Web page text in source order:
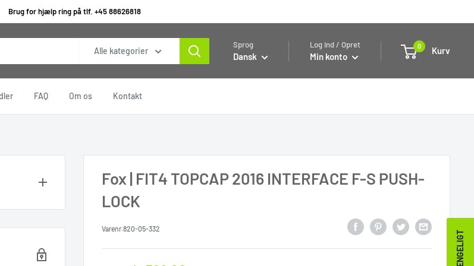
Brug for hjælp ring på tlf. +45 88626818
Alle kategorier
Sprog
Dansk
Log ind / Opret
Min konto
0 Kurv
FAQ Om os Kontakt
Fox | FIT4 TOPCAP 2016 INTERFACE F-S PUSH-
LOCK
Varenr.820-05-332